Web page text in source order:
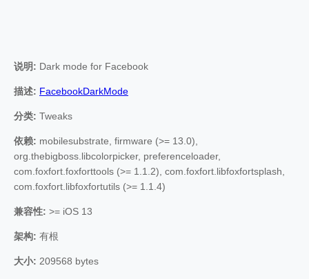
说明: Dark mode for Facebook
描述: FacebookDarkMode
分类: Tweaks
依赖: mobilesubstrate, firmware (>= 13.0),
org.thebigboss.libcolorpicker, preferenceloader,
com.foxfort.foxforttools (>= 1.1.2), com.foxfort.libfoxfortsplash,
com.foxfort.libfoxfortutils (>= 1.1.4)
兼容性: >= iOS 13
架构: 有根
大小: 209568 bytes